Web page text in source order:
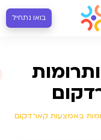
בואו נתחיל
באמצעות קארדקום